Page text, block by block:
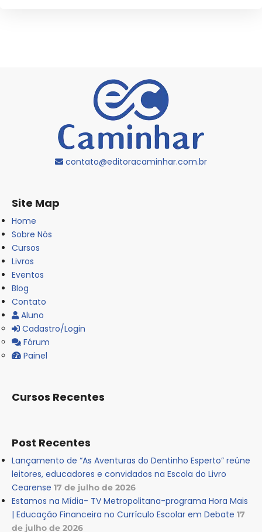
contato@editoracaminhar.com.br
Site Map
Home
Sobre Nós
Cursos
Livros
Eventos
Blog
Contato
Aluno
Cadastro/Login
Fórum
Painel
Cursos Recentes
Post Recentes
Lançamento de “As Aventuras do Dentinho Esperto” reúne
leitores, educadores e convidados na Escola do Livro
Cearense 17 de julho de 2026
Estamos na Mídia- TV Metropolitana-programa Hora Mais
| Educação Financeira no Currículo Escolar em Debate 17
de julho de 2026